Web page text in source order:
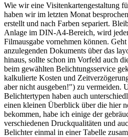
Wie wir eine Visitenkartengestaltung
haben wir im letzten Monat
erstellt und nach Farben separiert.
Anlage im DIN-A4-Bereich, wird
Filmausgabe vornehmen können.
anzulegenden Dokuments über das
hinaus, sollte schon im Vorfeld auch
beim gewählten Belichtungsservice
kalkulierte Kosten und
aber nicht ausgeben!") zu vermeiden.
Belichtertypen haben auch
einen kleinen Überblick über die hier
bekommen, habe ich einige der
verschiedenen Druckqualitäten und
Belichter einmal in einer Tabelle